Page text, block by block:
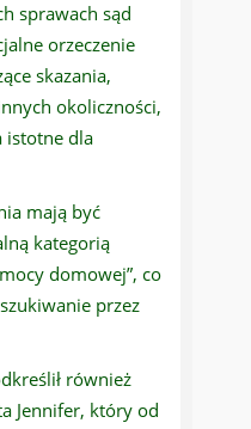
sprawach sąd
orzeczenie
skazania,
okoliczności,
istotne dla
mają być
kategorią
domowej”, co
przez
również
Jennifer, który od